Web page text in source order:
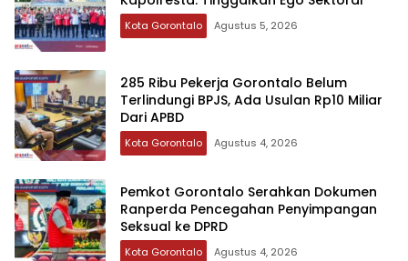
Kota Gorontalo Agustus 5, 2026
‎285 Ribu Pekerja Gorontalo Belum
Terlindungi BPJS, Ada Usulan Rp10 Miliar
Dari APBD‎
Kota Gorontalo Agustus 4, 2026
Pemkot Gorontalo Serahkan Dokumen
Ranperda Pencegahan Penyimpangan
Seksual ke DPRD
Kota Gorontalo Agustus 4, 2026